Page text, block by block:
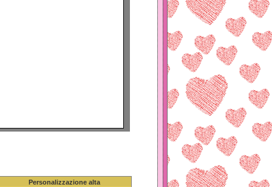
Personalizzazione alta